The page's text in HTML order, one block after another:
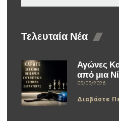
Τελευταία Νέα
Αγώνες
από μια
05/05/2026
Διαβάστε